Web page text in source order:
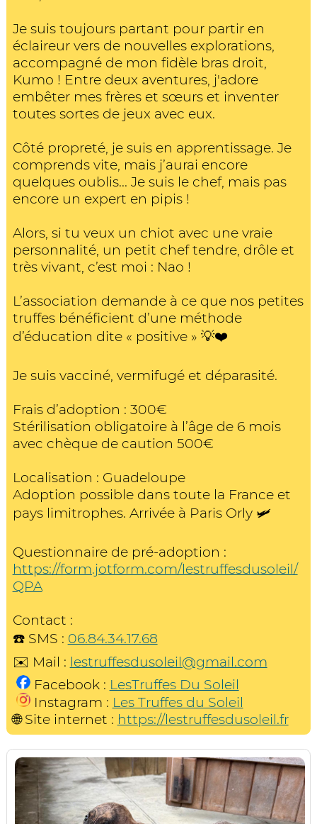
Je suis toujours partant pour partir en
éclaireur vers de nouvelles explorations,
accompagné de mon fidèle bras droit,
Kumo ! Entre deux aventures, j'adore
embêter mes frères et sœurs et inventer
toutes sortes de jeux avec eux.
Côté propreté, je suis en apprentissage. Je
comprends vite, mais j’aurai encore
quelques oublis... Je suis le chef, mais pas
encore un expert en pipis !
Alors, si tu veux un chiot avec une vraie
personnalité, un petit chef tendre, drôle et
très vivant, c’est moi : Nao !
L’association demande à ce que nos petites
truffes bénéficient d’une méthode
d’éducation dite « positive » 💡❤️
Je suis vacciné, vermifugé et déparasité.
Frais d’adoption : 300€
Stérilisation obligatoire à l’âge de 6 mois
avec chèque de caution 500€
Localisation : Guadeloupe
Adoption possible dans toute la France et
pays limitrophes. Arrivée à Paris Orly 🛩
Questionnaire de pré-adoption :
https://form.jotform.com/lestruffesdusoleil/
QPA
Contact :
☎️ SMS : 06.84.34.17.68
✉️ Mail : lestruffesdusoleil@gmail.com
Facebook : LesTruffes Du Soleil
Instagram : Les Truffes du Soleil
🌐 Site internet : https://lestruffesdusoleil.fr